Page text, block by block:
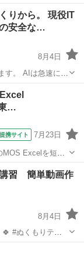
？と言った疑問
タブレット
りから。 現役IT
安全な…
8月4日
に進
なっています。
経験があるかど
…
提携サイト 7月23日
Excelを短期
頂いた方限定で
習 簡単動画作
8月4日